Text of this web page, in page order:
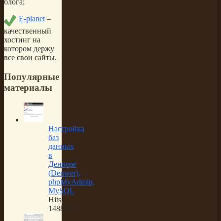
блога;
E-planet –
качественный
хостинг на
котором держу
все свои сайты.
Популярные
материалы
Настройка
баз
данных
в
Денвере
(Denwer),
phpMyAdmin,
MySQL
Hits:
148898